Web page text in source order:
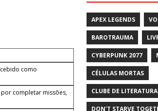
como
completar missões,
APEX LEGENDS
BAROTRAUMA
CYBERPUNK 2077
CÉLULAS MORTAS
CLUBE DE
DON'T STARVE